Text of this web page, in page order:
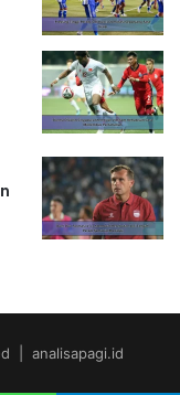
| analisapagi.id